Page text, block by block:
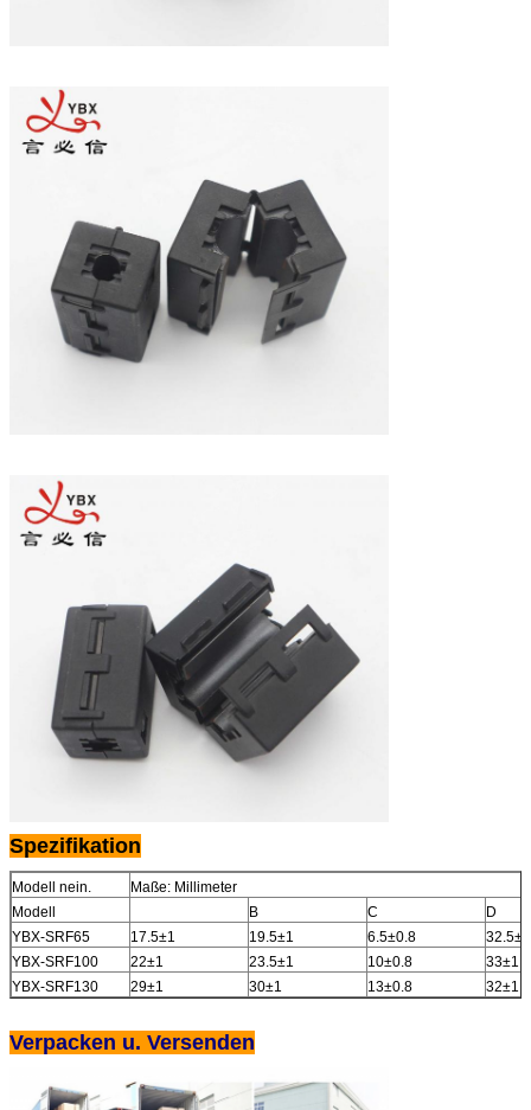
Spezifikation
Modell nein.
Maße: Millimeter
Modell
B C
D
YBX-SRF65
17.5±1 19.5±1 6.5±0.8
32.5±1
YBX-SRF100
22±1 23.5±1 10±0.8
33±1
YBX-SRF130
29±1 30±1 13±0.8 32±1
Verpacken u. Versenden